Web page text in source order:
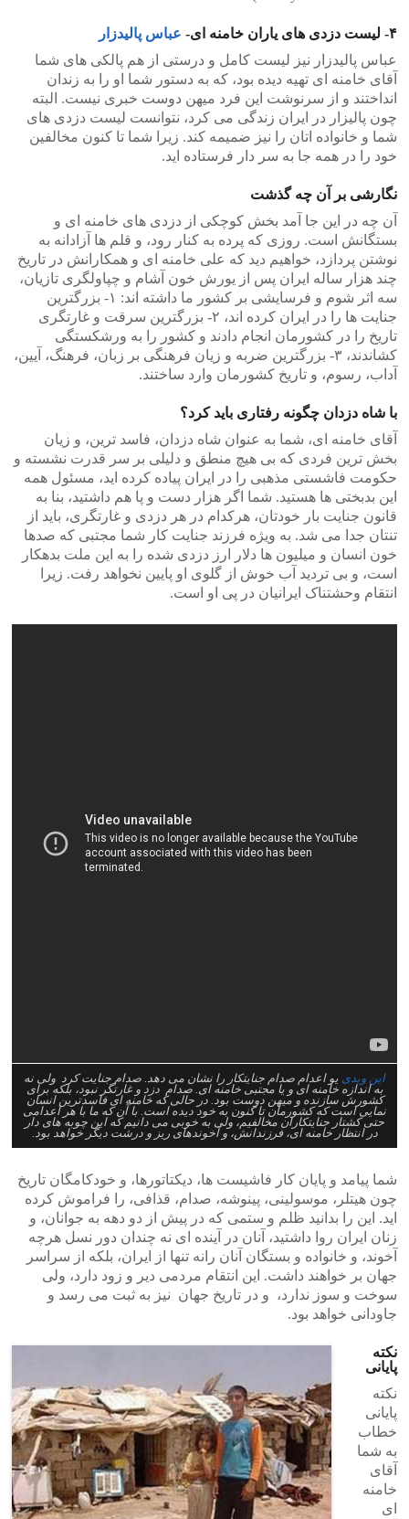
۴- لیست دزدی های یاران خامنه ای-
عباس پالیدزار
عباس پالیدزار نیز لیست کامل و درستی از هم پالکی های شما
آقای خامنه ای تهیه دیده بود، که به دستور شما او را به زندان
انداختند و از سرنوشت این فرد میهن دوست خبری نیست. البته
چون پالیزار در ایران زندگی می کرد، نتوانست لیست دزدی های
شما و خانواده اتان را نیز ضمیمه کند. زیرا شما تا کنون مخالفین
خود را در همه جا به سر دار فرستاده اید.
نگارشی بر آن چه گذشت
آن چه در این جا آمد بخش کوچکی از دزدی های خامنه ای و
بستگانش است. روزی که پرده به کنار رود، و قلم ها آزادانه به
نوشتن پردازد، خواهیم دید که علی خامنه ای و همکارانش در تاریخ
چند هزار ساله ایران پس از یورش خون آشام و چپاولگری تازیان،
سه اثر شوم و فرسایشی بر کشور ما داشته اند: ۱- بزرگترین
جنایت ها را در ایران کرده اند، ۲- بزرگترین سرقت و غارتگری
تاریخ را در کشورمان انجام دادند و کشور را به ورشکستگی
کشاندند، ۳- بزرگترین ضربه و زیان فرهنگی بر زبان، فرهنگ، آیین،
آداب، رسوم، و تاریخ کشورمان وارد ساختند.
با شاه دزدان چگونه رفتاری باید کرد؟
آقای خامنه ای، شما به عنوان شاه دزدان، فاسد ترین، و زیان
بخش ترین فردی که بی هیچ منطق و دلیلی بر سر قدرت نشسته و
حکومت فاشستی مذهبی را در ایران پیاده کرده اید، مسئول همه
این بدبختی ها هستید. شما اگر هزار دست و پا هم داشتید، بنا به
قانون جنایت بار خودتان، هرکدام در هر دزدی و غارتگری، باید از
تنتان جدا می شد. به ویژه فرزند جنایت کار شما مجتبی که صدها
خون انسان و میلیون ها دلار ارز دزدی شده را به این ملت بدهکار
است، و بی تردید آب خوش از گلوی او پایین نخواهد رفت. زیرا
انتقام وحشتناک ایرانیان در پی او است.
این ویدی یو اعدام صدام جنایتکار را نشان می دهد. صدام جنایت کرد ولی نه
به اندازه خامنه ای و یا مجتبی خامنه ای. صدام دزد و غارتگر نبود، بلکه برای
کشورش سازنده و میهن دوست بود. در حالی که خامنه ای فاسدترین انسان
نمایی است که کشورمان تا کنون به خود دیده است. با آن که ما با هر اعدامی
حتی کشتار جنایتکاران مخالفیم، ولی به خوبی می دانیم که این چوبه های دار
در انتظار خامنه ای، فرزندانش، و آخوندهای ریز و درشت دیگر خواهد بود.
شما پیامد و پایان کار فاشیست ها، دیکتاتورها، و خودکامگان تاریخ
چون هیتلر، موسولینی، پینوشه، صدام، قذافی، را فراموش کرده
اید. این را بدانید ظلم و ستمی که در پیش از دو دهه به جوانان، و
زنان ایران روا داشتید، آنان در آینده ای نه چندان دور نسل هرچه
آخوند، و خانواده و بستگان آنان رانه تنها از ایران، بلکه از سراسر
جهان بر خواهند داشت. این انتقام مردمی دیر و زود دارد، ولی
سوخت و سوز ندارد، و در تاریخ جهان نیز به ثبت می رسد و
جاودانی خواهد بود.
نکته
پایانی
نکته
پایانی
خطاب
به شما
آقای
خامنه
ای